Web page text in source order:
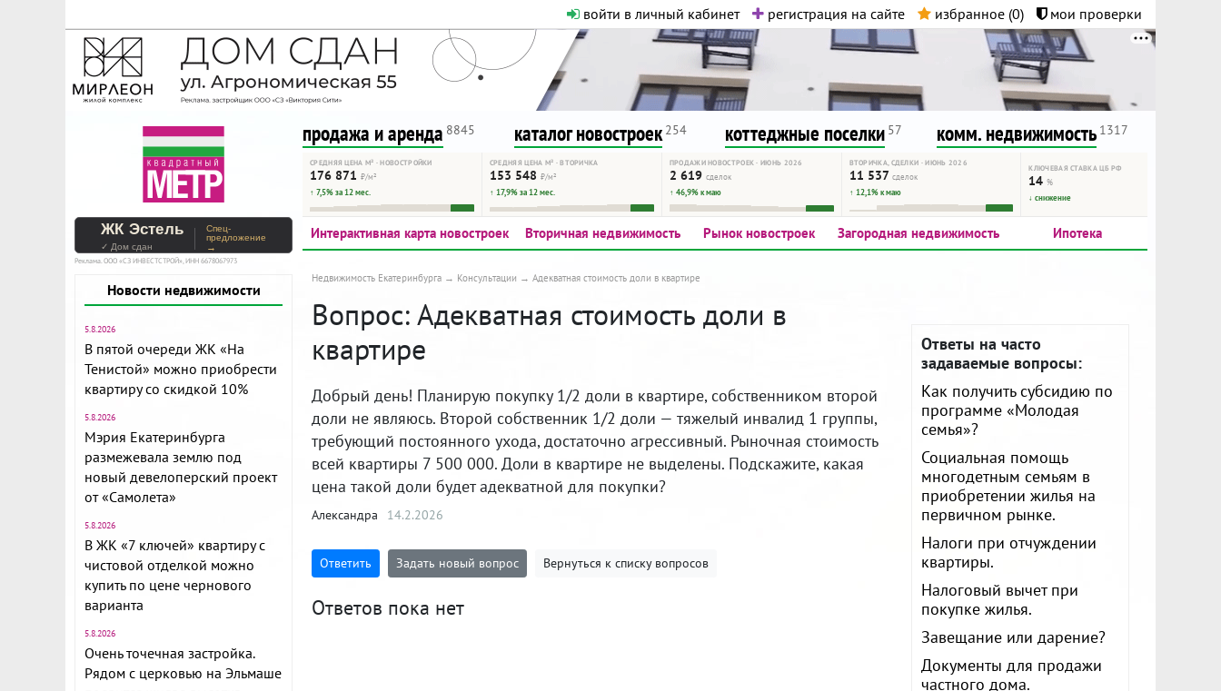
войти в личный кабинет регистрация на сайте избранное (0) мои проверки
На Метре реклама - только нормальная. Никакого шок-контента.
Помогайте независимому ресурсу, как он помогает вам. Удачи!
продажа и аренда 8845 каталог новостроек 254 коттеджные поселки 57 комм. недвижимость 1317
СРЕДНЯЯ ЦЕНА М² · НОВОСТРОЙКИ
176 871 ₽/м²
↑ 7,5% за 12 мес.
СРЕДНЯЯ ЦЕНА М² · ВТОРИЧКА
153 548 ₽/м²
↑ 17,9% за 12 мес.
ПРОДАЖИ НОВОСТРОЕК · ИЮНЬ 2026
2 619 сделок
↑ 46,9% к маю
ВТОРИЧКА, СДЕЛКИ · ИЮНЬ 2026
11 537 сделок
↑ 12,1% к маю
КЛЮЧЕВАЯ СТАВКА ЦБ РФ
14%
↓ снижение
ЖК Эстель
✓ Дом сдан
Спец-
предложение
→
Реклама. ООО «СЗ ИНВЕСТСТРОЙ», ИНН 6678067973
Новости недвижимости
5.8.2026
В пятой очереди ЖК «На
Тенистой» можно приобрести
квартиру со скидкой 10%
5.8.2026
Мэрия Екатеринбурга
размежевала землю под
новый девелоперский проект
от «Самолета»
5.8.2026
В ЖК «7 ключей» квартиру с
чистовой отделкой можно
купить по цене чернового
варианта
5.8.2026
Очень точечная застройка.
Рядом с церковью на Эльмаше
Интерактивная карта новостроек Вторичная недвижимость Рынок новостроек Загородная недвижимость Ипотека
Недвижимость Екатеринбурга Консультации Адекватная стоимость доли в квартире
Вопрос: Адекватная стоимость доли в
квартире
Добрый день! Планирую покупку 1/2 доли в квартире, собственником второй
доли не являюсь. Второй собственник 1/2 доли — тяжелый инвалид 1 группы,
требующий постоянного ухода, достаточно агрессивный. Рыночная стоимость
всей квартиры 7 500 000. Доли в квартире не выделены. Подскажите, какая
цена такой доли будет адекватной для покупки?
Александра 14.2.2026
Ответить Задать новый вопрос Вернуться к списку вопросов
Ответов пока нет
Ответы на часто
задаваемые вопросы:
Как получить субсидию по
программе «Молодая
семья»?
Социальная помощь
многодетным семьям в
приобретении жилья на
первичном рынке.
Налоги при отчуждении
квартиры.
Налоговый вычет при
покупке жилья.
Завещание или дарение?
Документы для продажи
частного дома.